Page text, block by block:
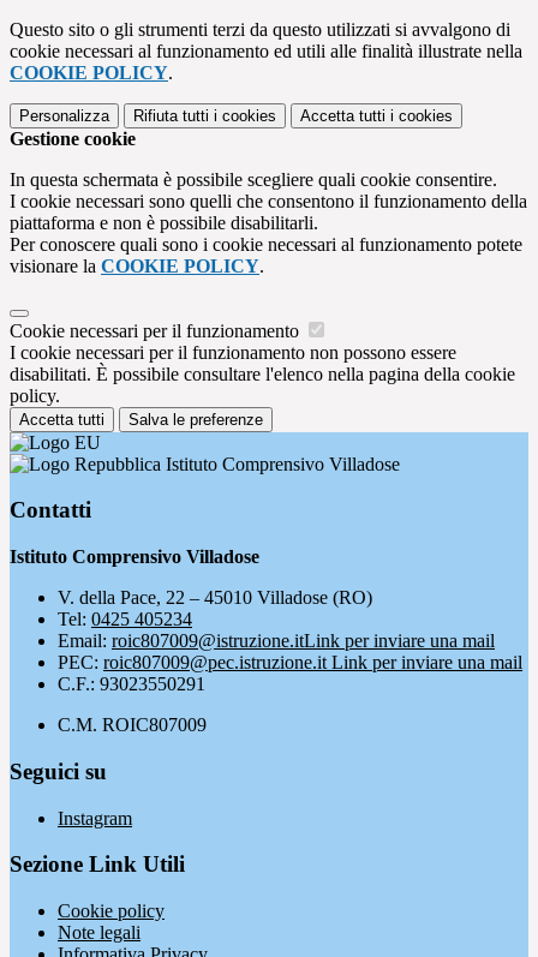
Questo sito o gli strumenti terzi da questo utilizzati si avvalgono di
cookie necessari al funzionamento ed utili alle finalità illustrate nella
COOKIE POLICY.
Personalizza Rifiuta tutti i cookies Accetta tutti i cookies
Gestione cookie
In questa schermata è possibile scegliere quali cookie consentire.
I cookie necessari sono quelli che consentono il funzionamento della
piattaforma e non è possibile disabilitarli.
Per conoscere quali sono i cookie necessari al funzionamento potete
visionare la COOKIE POLICY.
Cookie necessari per il funzionamento
I cookie necessari per il funzionamento non possono essere
disabilitati. È possibile consultare l'elenco nella pagina della cookie
policy.
Accetta tutti Salva le preferenze
Istituto Comprensivo Villadose
Contatti
Istituto Comprensivo Villadose
V. della Pace, 22 – 45010 Villadose (RO)
Tel: 0425 405234
Email: roic807009@istruzione.itLink per inviare una mail
PEC: roic807009@pec.istruzione.it Link per inviare una mail
C.F.: 93023550291
C.M. ROIC807009
Seguici su
Instagram
Sezione Link Utili
Cookie policy
Note legali